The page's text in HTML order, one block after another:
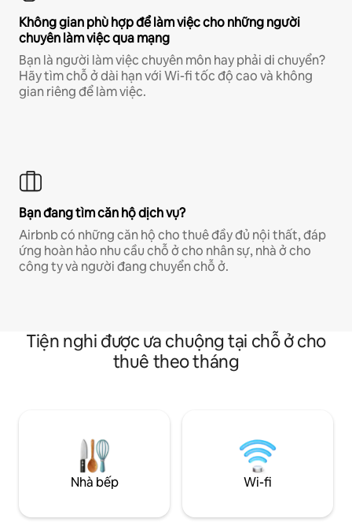
Không gian phù hợp để làm việc cho những người
chuyên làm việc qua mạng
Bạn là người làm việc chuyên môn hay phải di chuyển?
Hãy tìm chỗ ở dài hạn với Wi-fi tốc độ cao và không
gian riêng để làm việc.
Bạn đang tìm căn hộ dịch vụ?
Airbnb có những căn hộ cho thuê đầy đủ nội thất, đáp
ứng hoàn hảo nhu cầu chỗ ở cho nhân sự, nhà ở cho
công ty và người đang chuyển chỗ ở.
Tiện nghi được ưa chuộng tại chỗ ở cho
thuê theo tháng
Nhà bếp Wi-fi